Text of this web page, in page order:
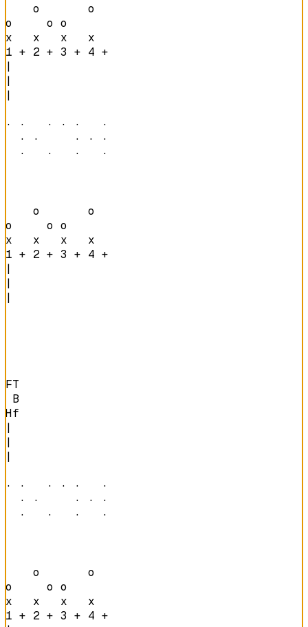
    o       o
o     o o
x   x   x   x
1 + 2 + 3 + 4 +
|
|
|
· ·   · · ·   ·
  · ·     · · ·
  ·   ·   ·   ·
    o       o
o     o o
x   x   x   x
1 + 2 + 3 + 4 +
|
|
|
FT
B
Hf
|
|
|
· ·   · · ·   ·
  · ·     · · ·
  ·   ·   ·   ·
    o       o
o     o o
x   x   x   x
1 + 2 + 3 + 4 +